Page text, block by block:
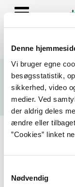
Denne
Vi bruger egne
besøgsstatistik,
sikkerhed, video
medier. Ved
der aldrig deles
ændre eller
”Cookies” linket
Nødvendig
Se resultater fra
fire kontrolrapporter
Søg på adresse,
Filtrer